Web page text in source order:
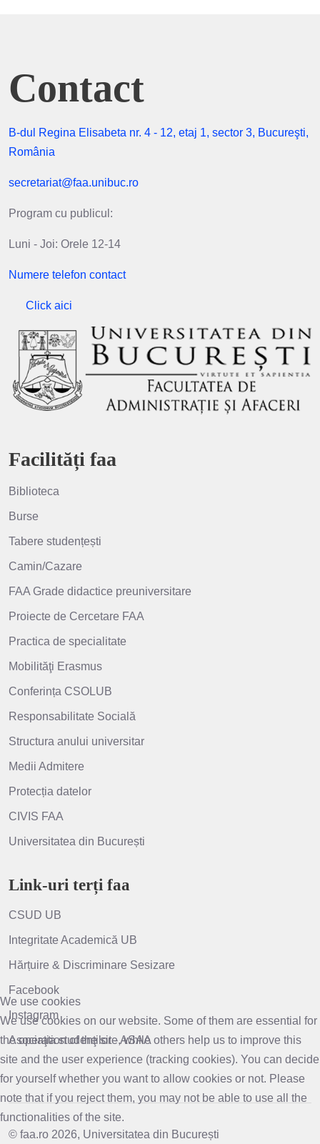
Contact
B-dul Regina Elisabeta nr. 4 - 12, etaj 1, sector 3, Bucureşti,
România
secretariat@faa.unibuc.ro
Program cu publicul:
Luni - Joi: Orele 12-14
Numere telefon contact
Click aici
Facilități faa
Biblioteca
Burse
Tabere studențești
Camin/Cazare
FAA Grade didactice preuniversitare
Proiecte de Cercetare FAA
Practica de specialitate
Mobilităţi Erasmus
Conferința CSOLUB
Responsabilitate Socială
Structura anului universitar
Medii Admitere
Protecția datelor
CIVIS FAA
Universitatea din București
Link-uri terți faa
CSUD UB
Integritate Academică UB
Hărțuire & Discriminare Sesizare
Facebook
Instagram
Asociaţia studenţilor - ASAA
© faa.ro 2026, Universitatea din București
We use cookies
We use cookies on our website. Some of them are essential for
the operation of the site, while others help us to improve this
site and the user experience (tracking cookies). You can decide
for yourself whether you want to allow cookies or not. Please
note that if you reject them, you may not be able to use all the
functionalities of the site.